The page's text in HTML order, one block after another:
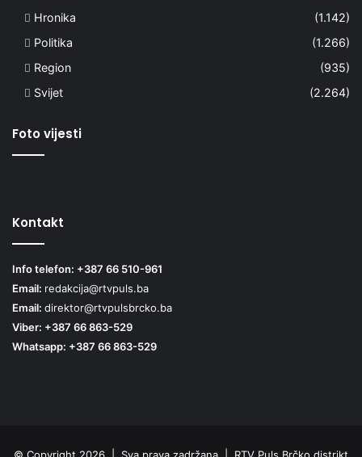
Hronika
(1.142)
Politika
(1.266)
Region
(935)
Svijet
(2.264)
Foto vijesti
Kontakt
Info telefon: +387 66 510-961
Email: redakcija@rtvpuls.ba
Email: direktor@rtvpulsbrcko.ba
Viber: +387 66 863-529
Whatsapp: +387 66 863-529
© Copyright 2026 | Sva prava zadržana | RTV Puls Brčko distrikt